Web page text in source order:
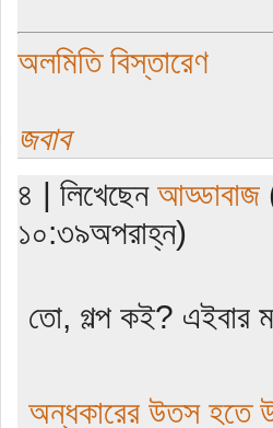
অলমিতি বিস্তারেণ
জবাব
৪ | লিখেছেন আড্ডাবাজ
১০:৩৯অপরাহ্ন)
তো, গল্প কই? এইবার
অন্ধকারের উতস হতে